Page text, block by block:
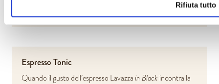
Rifiuta tutto
Espresso Tonic
Quando il gusto dell’espresso Lavazzain Black incontra la